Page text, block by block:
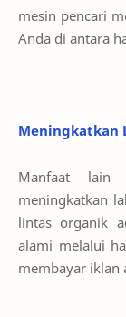
mesin pencari
Anda di antara
Meningkatkan
Manfaat lain
meningkatkan
lintas organik
alami melalui
membayar iklan